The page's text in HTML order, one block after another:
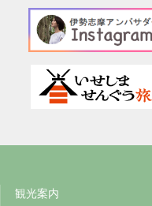
観光案内